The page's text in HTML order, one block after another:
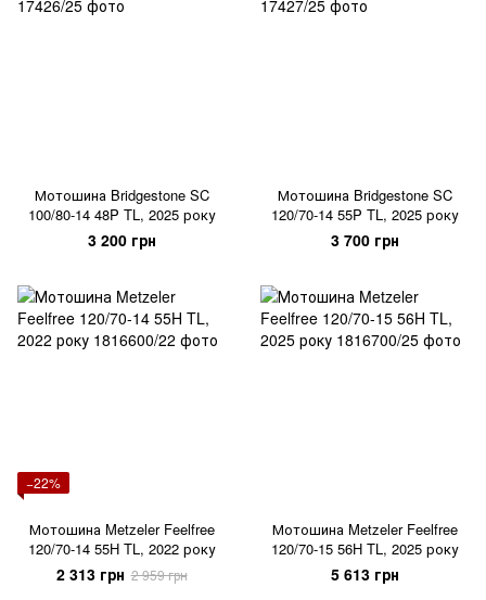
Мотошина Bridgestone SC
100/80-14 48P TL, 2025 року
3 200 грн
Мотошина Bridgestone SC
120/70-14 55P TL, 2025 року
3 700 грн
−22%
Мотошина Metzeler Feelfree
120/70-14 55H TL, 2022 року
2 313 грн 2 959 грн
Мотошина Metzeler Feelfree
120/70-15 56H TL, 2025 року
5 613 грн